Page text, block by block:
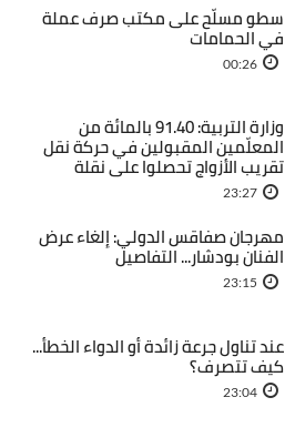
سطو مسلّح على مكتب صرف عملة
في الحمامات
00:26
وزارة التربية: 91.40 بالمائة من
المعلّمين المقبولين في حركة نقل
تقريب الأزواج تحصلوا على نقلة
23:27
مهرجان صفاقس الدولي: إلغاء عرض
الفنان بودشار... التفاصيل
23:15
عند تناول جرعة زائدة أو الدواء الخطأ...
كيف تتصرف؟
23:04